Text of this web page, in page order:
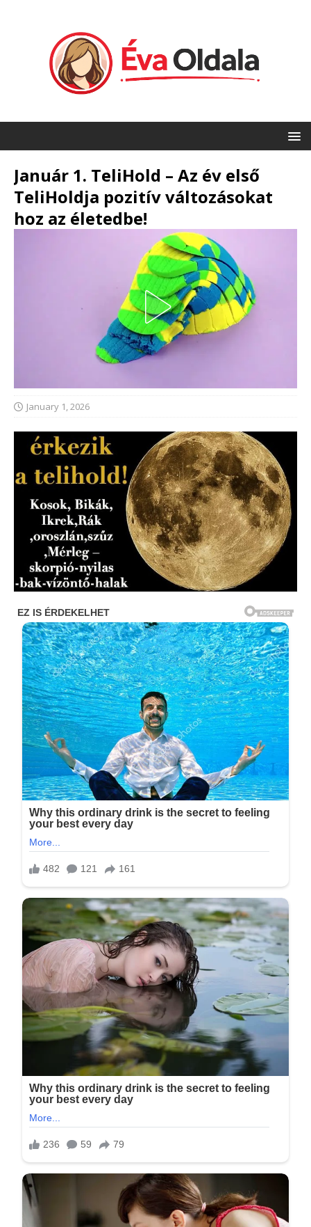
Január 1. TeliHold – Az év első
TeliHoldja pozitív változásokat
hoz az életedbe!
January 1, 2026